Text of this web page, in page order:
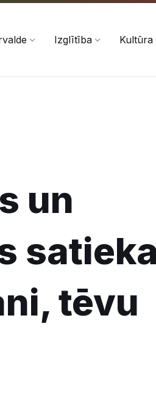
Izglītība Kultūra
un
tēvu